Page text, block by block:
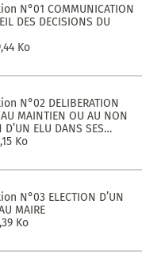
N°01 COMMUNICATION
DES DECISIONS DU
Ko
N°02 DELIBERATION
AU MAINTIEN OU AU NON
D’UN ELU DANS SES
D’ADJOINT AU MAIRE
Ko
N°03 ELECTION D’UN
MAIRE
Ko